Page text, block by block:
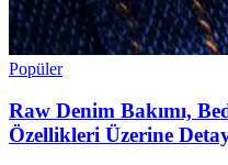
Popüler
Raw Denim Bakımı,
Özellikleri Üzerine